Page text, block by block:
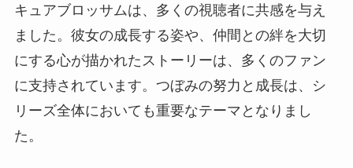
キュアブロッサムは、多くの視聴者に共感を与え
ました。彼女の成長する姿や、仲間との絆を大切
にする心が描かれたストーリーは、多くのファン
に支持されています。つぼみの努力と成長は、シ
リーズ全体においても重要なテーマとなりまし
た。